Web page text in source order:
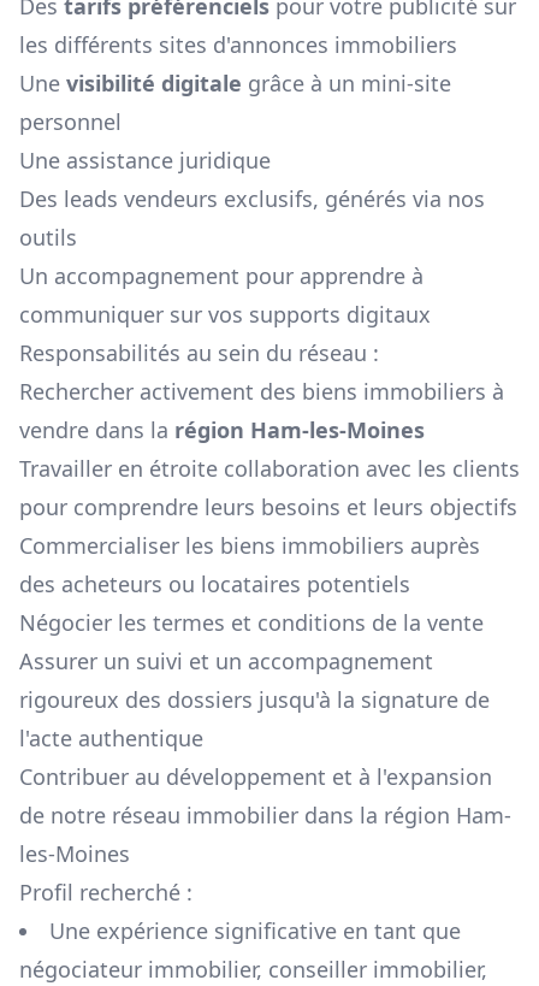
Des tarifs préférenciels pour votre publicité sur
les différents sites d'annonces immobiliers
Une visibilité digitale grâce à un mini-site
personnel
Une assistance juridique
Des leads vendeurs exclusifs, générés via nos
outils
Un accompagnement pour apprendre à
communiquer sur vos supports digitaux
Responsabilités au sein du réseau :
Rechercher activement des biens immobiliers à
vendre dans la région Ham-les-Moines
Travailler en étroite collaboration avec les clients
pour comprendre leurs besoins et leurs objectifs
Commercialiser les biens immobiliers auprès
des acheteurs ou locataires potentiels
Négocier les termes et conditions de la vente
Assurer un suivi et un accompagnement
rigoureux des dossiers jusqu'à la signature de
l'acte authentique
Contribuer au développement et à l'expansion
de notre réseau immobilier dans la région Ham-
les-Moines
Profil recherché :
Une expérience significative en tant que
négociateur immobilier, conseiller immobilier,